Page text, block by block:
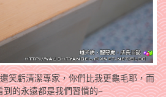
笑虧清潔專家，你們比我更龜毛耶，而
到的永遠都是我們習慣的~